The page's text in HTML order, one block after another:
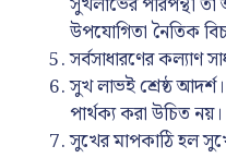
উপযোগিতা নৈতিক
সর্বসাধারণের কল্যাণ
সুখ লাভই শ্রেষ্ঠ
পার্থক্য করা উচিত নয়।
সুখের মাপকাঠি হল